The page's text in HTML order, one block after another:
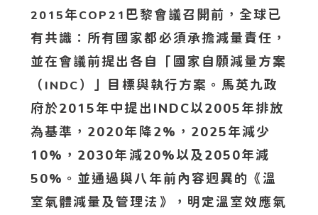
2015 年COP21 巴黎會議召開前，全球已
有共識：所有國家都必須承擔減量責任，
並在會議前提出各自「國家自願減量方案
（ INDC ）」目標與執行方案。馬英九政
府於2015年中提出INDC以2005年排放
為基準，2020年降2%，2025年減少
10%，2030年減20%以及2050年減
50%。並通過與八年前內容迥異的《溫
室氣體減量及管理法》，明定溫室效應氣